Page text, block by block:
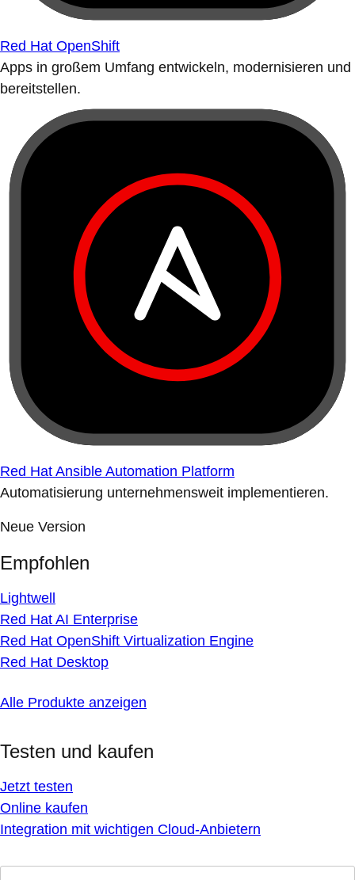
Red Hat OpenShift
Apps in großem Umfang entwickeln, modernisieren und
bereitstellen.
Red Hat Ansible Automation Platform
Automatisierung unternehmensweit implementieren.
Neue Version
Empfohlen
Lightwell
Red Hat AI Enterprise
Red Hat OpenShift Virtualization Engine
Red Hat Desktop
Alle Produkte anzeigen
Testen und kaufen
Jetzt testen
Online kaufen
Integration mit wichtigen Cloud-Anbietern